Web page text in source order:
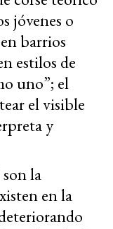
jóvenes o
barrios
estilos de
uno”; el
el visible
y
la
en la